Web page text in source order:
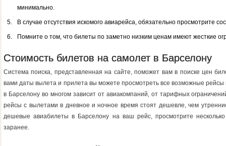
минимально.
В случае отсутствия искомого авиарейса, обязательно просмотрите
Помните о том, что билеты по заметно низким ценам имеют жесткие
Стоимость билетов на самолет в Барселону
Система поиска, представленная на сайте, поможет вам в поиске цен
вами даты вылета и прилета вы можете просмотреть все возможные
в Барселону во многом зависит от авиакомпаний, от тарифных
рейсы с вылетами в дневное и ночное время стоят дешевле, чем
дешевые авиабилеты в Барселону на ваш рейс, просмотрите
заранее.